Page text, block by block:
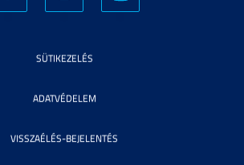
SÜTIKEZELÉS
ADATVÉDELEM
VISSZAÉLÉS-BEJELENTÉS